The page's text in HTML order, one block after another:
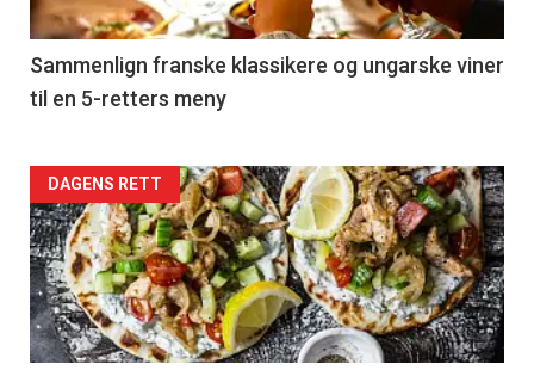
-
5
Sammenlign franske klassikere og ungarske viner
til en 5-retters meny
Forsiden
akkurat
nå
-
DAGENS RETT